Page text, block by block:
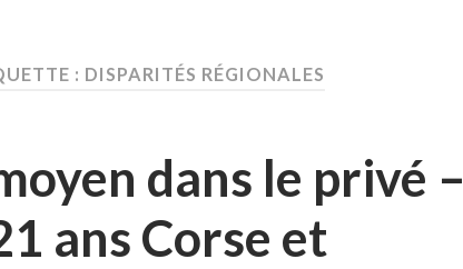
: DISPARITÉS RÉGIONALES
dans le privé –
ans Corse et